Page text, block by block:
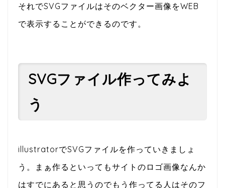
それでSVGファイルはそのベクター画像をWEB
で表示することができるのです。
SVGファイル作ってみよ
う
illustratorでSVGファイルを作っていきましょ
う。まぁ作るといってもサイトのロゴ画像なんか
はすでにあると思うのでもう作ってる人はそのフ